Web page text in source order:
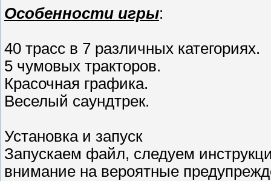
Особенности игры:
40 трасс в 7 различных категориях.
5 чумовых тракторов.
Красочная графика.
Веселый саундтрек.
Установка и запуск
Запускаем файл, следуем
внимание на вероятные